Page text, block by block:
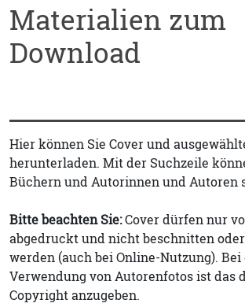
Materialien zum
Download
Hier können Sie Cover und
herunterladen. Mit der Suchzeile
Büchern und Autorinnen und Autoren
Bitte beachten Sie:Cover dürfen nur
abgedruckt und nicht beschnitten
werden (auch bei Online-Nutzung). Bei
Verwendung von Autorenfotos ist das
Copyright anzugeben.